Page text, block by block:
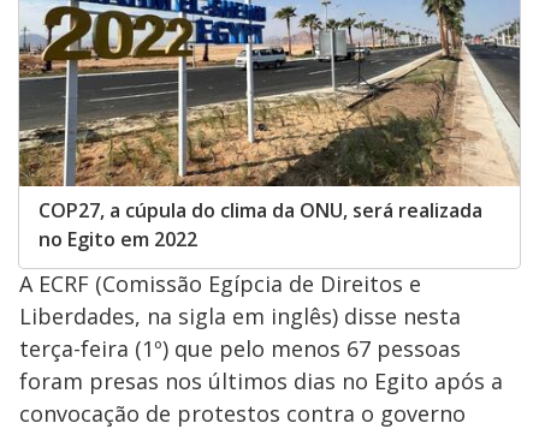
COP27, a cúpula do clima da ONU, será realizada
no Egito em 2022
A ECRF (Comissão Egípcia de Direitos e
Liberdades, na sigla em inglês) disse nesta
terça-feira (1º) que pelo menos 67 pessoas
foram presas nos últimos dias no Egito após a
convocação de protestos contra o governo